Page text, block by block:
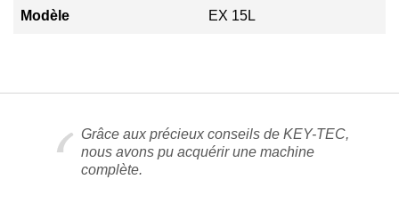
Modèle EX 15L
Grâce aux précieux conseils de KEY-TEC,
nous avons pu acquérir une machine
complète.